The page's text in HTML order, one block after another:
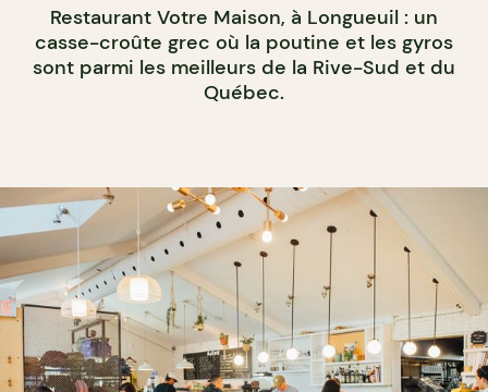
Restaurant Votre Maison, à Longueuil : un
casse-croûte grec où la poutine et les gyros
sont parmi les meilleurs de la Rive-Sud et du
Québec.